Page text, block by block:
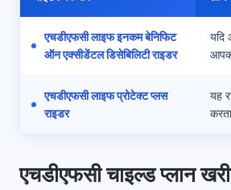
एचडीएफसी लाइफ इनकम बेनिफिट
ऑन एक्सीडेंटल डिसेबिलिटी राइडर
यदि
एचडीएफसी लाइफ प्रोटेक्ट प्लस
राइडर
यह
एचडीएफसी चाइल्ड प्लान